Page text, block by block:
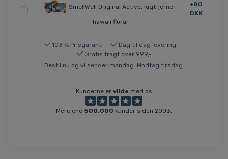
SmellWell Original Active, lugtfjerner,
hawaii floral
+80
DKK
103 % Prisgaranti
Dag til dag levering
Gratis fragt over 999,-
Bestil nu og vi sender mandag. Modtag tirsdag.
Kunderne er vilde med os
Mere end 500.000 kunder siden 2003.